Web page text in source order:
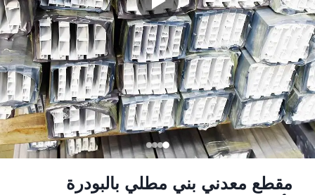
مقطع معدني بني مطلي بالبودرة